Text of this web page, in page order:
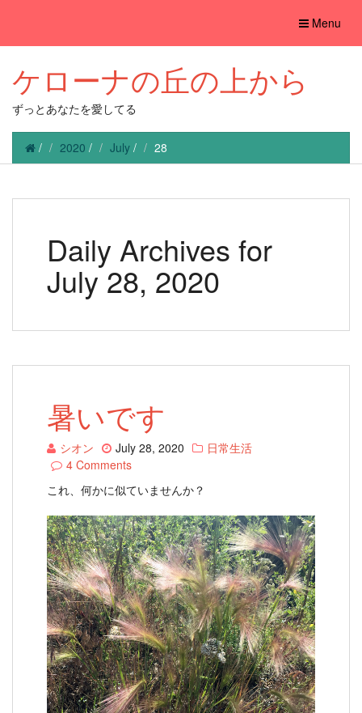
Toggle
Menu
ケローナの丘の上から
ずっとあなたを愛してる
/ 2020 / July / 28
Daily Archives for
July 28, 2020
暑いです
シオン July 28, 2020
日常生活
4 Comments
これ、何かに似ていませんか？